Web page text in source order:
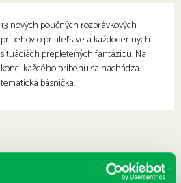
13 nových poučných rozprávkových
príbehov o priateľstve a každodenných
situáciách prepletených fantáziou. Na
konci každého príbehu sa nachádza
tematická básnička.